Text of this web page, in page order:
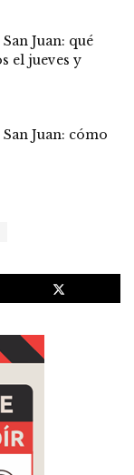
Juan: qué
el jueves y
Juan: cómo